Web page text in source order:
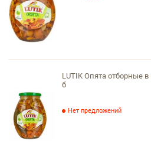
LUTIK Опята отборные
б
Нет предложений